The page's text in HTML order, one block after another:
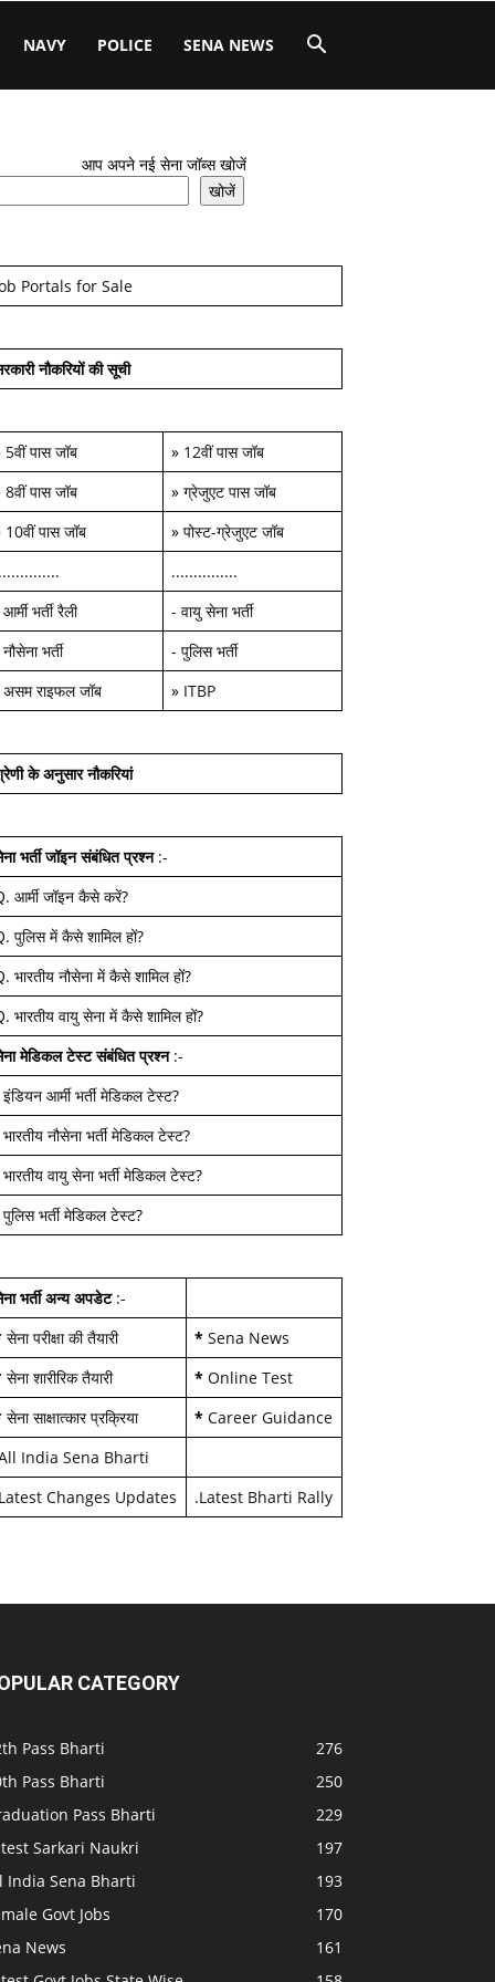
NAVY POLICE SENA NEWS
आप अपने नई सेना जॉब्स खोजें
खोजें
Portals for Sale
नौकरियों की सूची
5वीं पास जॉब » 12वीं पास जॉब
8वीं पास जॉब » ग्रेजुएट पास जॉब
10वीं पास जॉब » पोस्ट-ग्रेजुएट जॉब
...............
आर्मी भर्ती रैली - वायु सेना भर्ती
नौसेना भर्ती - पुलिस भर्ती
असम राइफल जॉब » ITBP
के अनुसार नौकरियां
भर्ती जॉइन संबंधित प्रश्न:-
आर्मी जॉइन कैसे करें?
पुलिस में कैसे शामिल हों?
भारतीय नौसेना में कैसे शामिल हों?
भारतीय वायु सेना में कैसे शामिल हों?
मेडिकल टेस्ट संबंधित प्रश्न:-
इंडियन आर्मी भर्ती मेडिकल टेस्ट?
भारतीय नौसेना भर्ती मेडिकल टेस्ट?
भारतीय वायु सेना भर्ती मेडिकल टेस्ट?
पुलिस भर्ती मेडिकल टेस्ट?
भर्ती अन्य अपडेट:-
सेना परीक्षा की तैयारी * Sena News
सेना शारीरिक तैयारी * Online Test
सेना साक्षात्कार प्रक्रिया * Career Guidance
India Sena Bharti
Latest Changes Updates .Latest Bharti Rally
CATEGORY
Pass Bharti
276
Pass Bharti
250
Pass Bharti
229
Sarkari Naukri
197
India Sena Bharti
193
Govt Jobs
170
News
161